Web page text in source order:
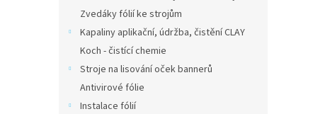
Zvedáky fólií ke strojům
Kapaliny aplikační, údržba, čistění CLAY
Koch - čistící chemie
Stroje na lisování oček bannerů
Antivirové fólie
Instalace fólií